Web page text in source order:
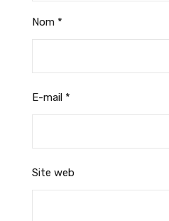
Nom *
E-mail *
Site web